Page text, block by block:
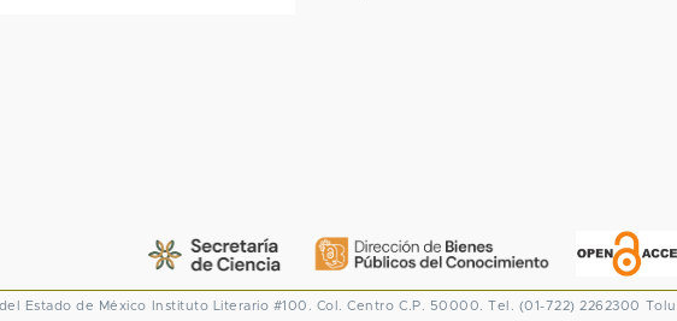
Estado de México Instituto Literario #100. Col. Centro C.P. 50000. Tel. (01-722) 2262300